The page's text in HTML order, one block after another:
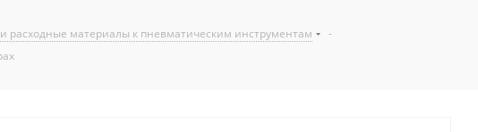
и расходные материалы к пневматическим инструментам
-